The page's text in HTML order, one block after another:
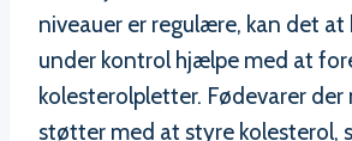
niveauer er regulære, kan det
under kontrol hjælpe med at
kolesterolpletter. Fødevarer
støtter med at styre kolesterol,